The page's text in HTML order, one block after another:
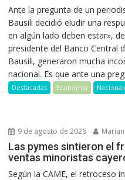
Ante la pregunta de un
Bausili decidió eludir una
en algún lado deben estar»,
presidente del Banco Central
Bausili, generaron mucha
nacional. Es que ante una
Destacadas Economía
9 de agosto de 2026
Las pymes sintieron el
ventas minoristas
Según la CAME, el retroceso